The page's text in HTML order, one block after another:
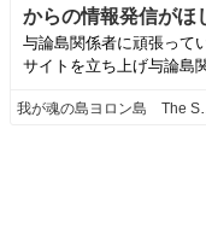
からの情報発信が
Soul Island "Yoron"
与論島関係者に頑張って
サイトを立ち上げ与論島
我が魂の